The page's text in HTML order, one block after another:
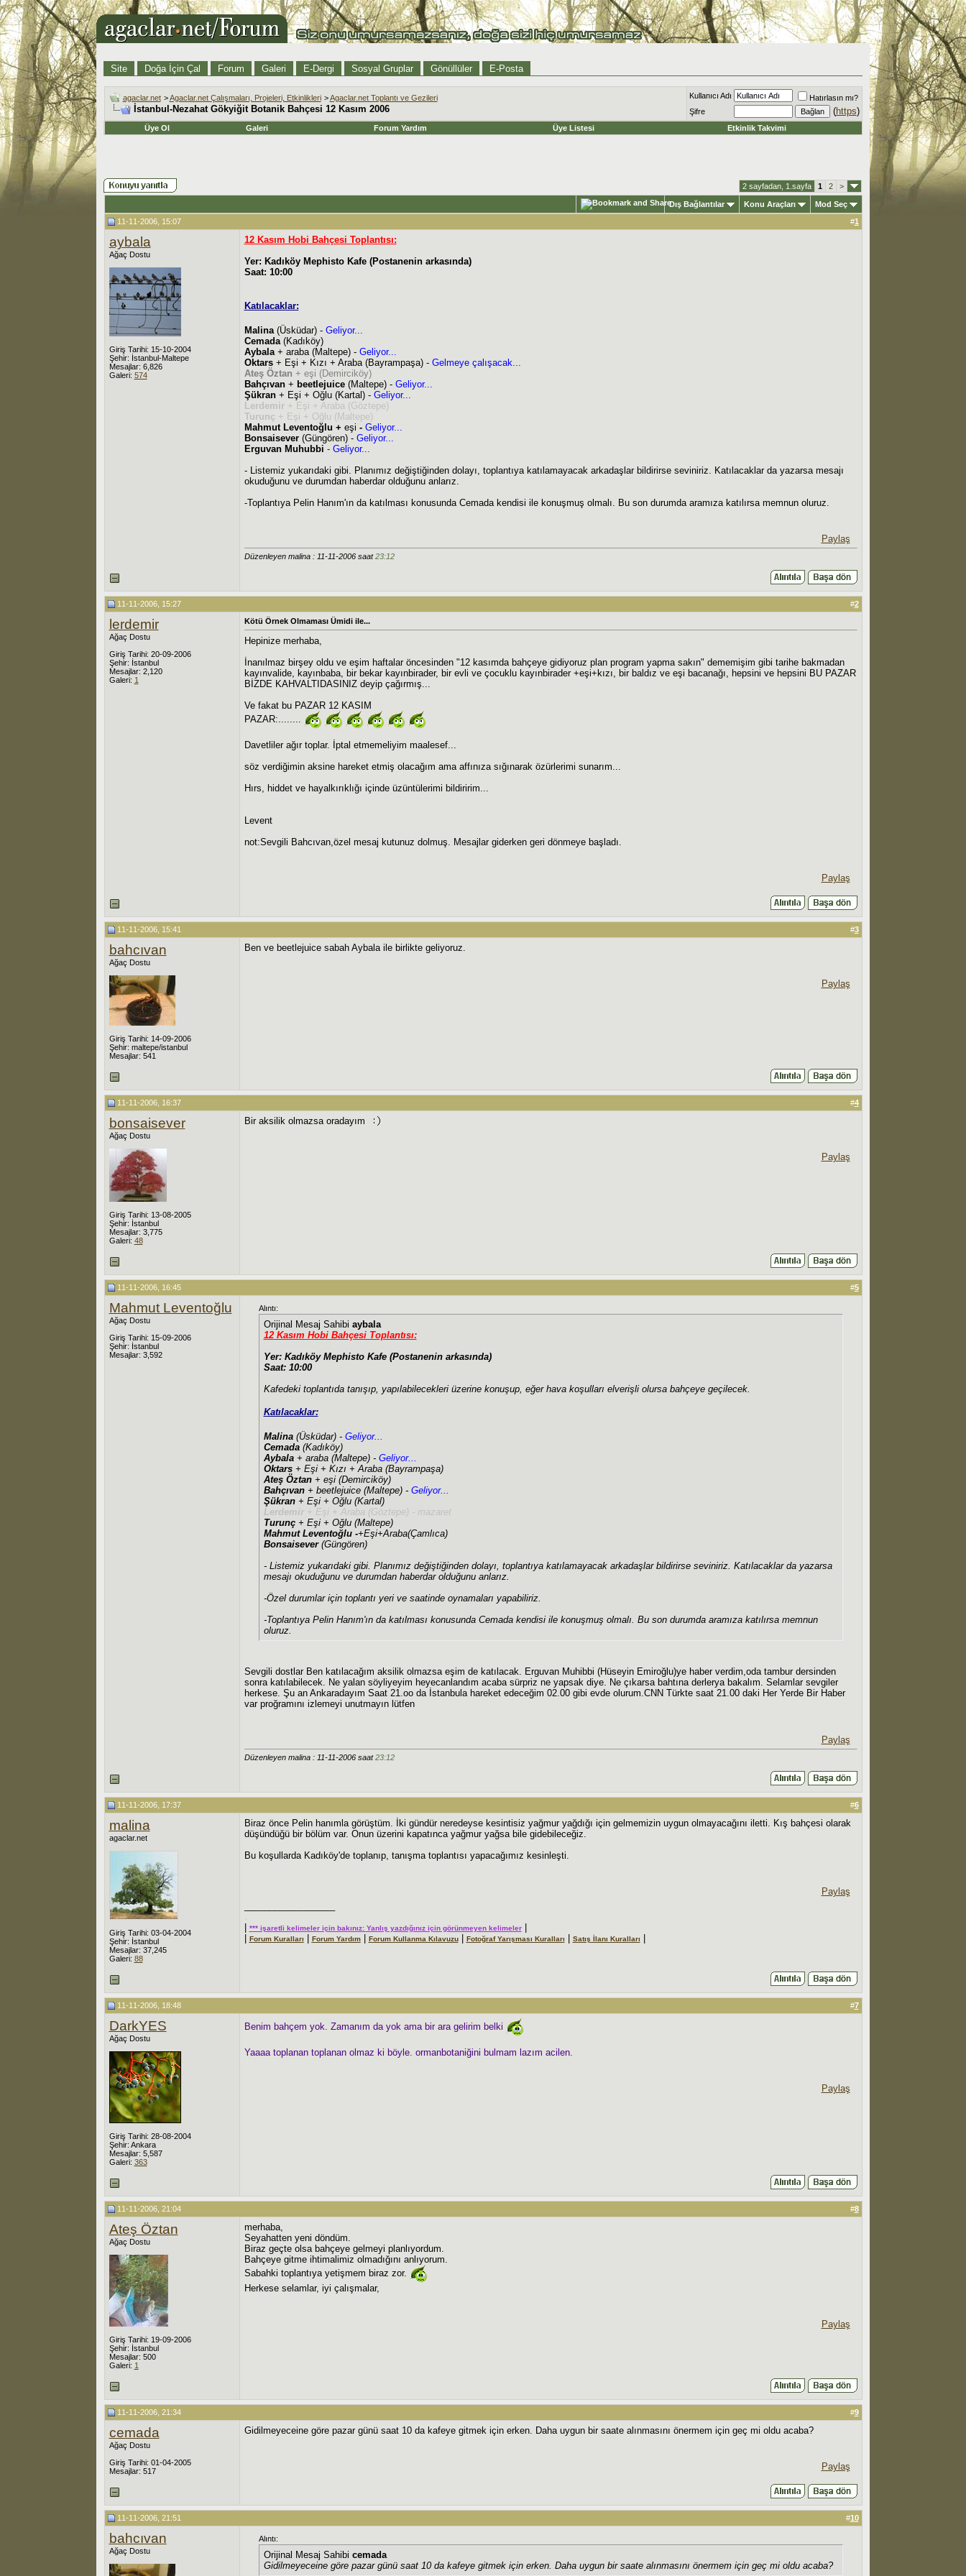
Site Doğa İçin Çal Forum Galeri E-Dergi Sosyal Gruplar Gönüllüler E-Posta
agaclar.net >Agaclar.net Çalışmaları, Projeleri, Etkinlikleri >Agaclar.net Toplantı ve Gezileri
İstanbul-Nezahat Gökyiğit Botanik Bahçesi 12 Kasım 2006
Kullanıcı Adı
Hatırlasın mı?
Şifre
(https)
Üye Ol Galeri Forum Yardım Üye Listesi Etkinlik Takvimi
2 sayfadan, 1.sayfa 1 2 >
Dış Bağlantılar Konu Araçları
Mod Seç
11-11-2006, 15:07
#1
aybala
Ağaç Dostu
Giriş Tarihi: 15-10-2004
Şehir: İstanbul-Maltepe
Mesajlar: 6,826
Galeri: 574
12 Kasım Hobi Bahçesi Toplantısı:
Yer: Kadıköy Mephisto Kafe (Postanenin arkasında)
Saat: 10:00
Katılacaklar:
Malina(Üsküdar) -Geliyor...
Cemada(Kadıköy)
Aybala + araba (Maltepe) - Geliyor...
Oktars + Eşi + Kızı + Araba (Bayrampaşa) - Gelmeye çalışacak...
Ateş Öztan + eşi (Demirciköy)
Bahçıvan + beetlejuice(Maltepe) - Geliyor...
Şükran + Eşi + Oğlu (Kartal) - Geliyor...
Lerdemir+ Eşi + Araba (Göztepe)
Turunç + Eşi + Oğlu (Maltepe)
Mahmut Leventoğlu + eşi - Geliyor...
Bonsaisever(Güngören) - Geliyor...
Erguvan Muhubbi - Geliyor...
- Listemiz yukarıdaki gibi. Planımız değiştiğinden dolayı, toplantıya katılamayacak arkadaşlar bildirirse seviniriz. Katılacaklar da yazarsa mesajı
okuduğunu ve durumdan haberdar olduğunu anlarız.
-Toplantıya Pelin Hanım'ın da katılması konusunda Cemada kendisi ile konuşmuş olmalı. Bu son durumda aramıza katılırsa memnun oluruz.
Paylaş
Düzenleyen malina : 11-11-2006 saat23:12
11-11-2006, 15:27 #2
lerdemir
Ağaç Dostu
Giriş Tarihi: 20-09-2006
Şehir: İstanbul
Mesajlar: 2,120
Galeri: 1
Kötü Örnek Olmaması Ümidi ile...
Hepinize merhaba,
İnanılmaz birşey oldu ve eşim haftalar öncesinden "12 kasımda bahçeye gidiyoruz plan program yapma sakın" dememişim gibi tarihe bakmadan
kayınvalide, kayınbaba, bir bekar kayınbirader, bir evli ve çocuklu kayınbirader +eşi+kızı, bir baldız ve eşi bacanağı, hepsini ve hepsini BU PAZAR
BİZDE KAHVALTIDASINIZ deyip çağırmış...
Ve fakat bu PAZAR 12 KASIM
PAZAR:........
Davetliler ağır toplar. İptal etmemeliyim maalesef...
söz verdiğimin aksine hareket etmiş olacağım ama affınıza sığınarak özürlerimi sunarım...
Hırs, hiddet ve hayalkırıklığı içinde üzüntülerimi bildiririm...
Levent
not:Sevgili Bahcıvan,özel mesaj kutunuz dolmuş. Mesajlar giderken geri dönmeye başladı.
Paylaş
11-11-2006, 15:41 #3
bahcıvan
Ağaç Dostu
Giriş Tarihi: 14-09-2006
Şehir: maltepe/istanbul
Mesajlar: 541
Ben ve beetlejuice sabah Aybala ile birlikte geliyoruz.
Paylaş
11-11-2006, 16:37 #4
bonsaisever
Ağaç Dostu
Giriş Tarihi: 13-08-2005
Şehir: İstanbul
Mesajlar: 3,775
Galeri: 48
Bir aksilik olmazsa oradayım
Paylaş
11-11-2006, 16:45 #5
Mahmut Leventoğlu
Ağaç Dostu
Giriş Tarihi: 15-09-2006
Şehir: İstanbul
Mesajlar: 3,592
Alıntı:
Orijinal Mesaj Sahibi aybala
12 Kasım Hobi Bahçesi Toplantısı:
Yer: Kadıköy Mephisto Kafe (Postanenin arkasında)
Saat: 10:00
Kafedeki toplantıda tanışıp, yapılabilecekleri üzerine konuşup, eğer hava koşulları elverişli olursa bahçeye geçilecek.
Katılacaklar:
Malina(Üsküdar) -Geliyor...
Cemada(Kadıköy)
Aybala + araba (Maltepe) - Geliyor...
Oktars + Eşi + Kızı + Araba (Bayrampaşa)
Ateş Öztan + eşi (Demirciköy)
Bahçıvan + beetlejuice (Maltepe) - Geliyor...
Şükran + Eşi + Oğlu (Kartal)
Lerdemir+ Eşi + Araba (Göztepe) - mazaret
Turunç+ Eşi + Oğlu (Maltepe)
Mahmut Leventoğlu -+Eşi+Araba(Çamlıca)
Bonsaisever(Güngören)
- Listemiz yukarıdaki gibi. Planımız değiştiğinden dolayı, toplantıya katılamayacak arkadaşlar bildirirse seviniriz. Katılacaklar da yazarsa
mesajı okuduğunu ve durumdan haberdar olduğunu anlarız.
-Özel durumlar için toplantı yeri ve saatinde oynamaları yapabiliriz.
-Toplantıya Pelin Hanım'ın da katılması konusunda Cemada kendisi ile konuşmuş olmalı. Bu son durumda aramıza katılırsa memnun
oluruz.
Sevgili dostlar Ben katılacağım aksilik olmazsa eşim de katılacak. Erguvan Muhibbi (Hüseyin Emiroğlu)ye haber verdim,oda tambur dersinden
sonra katılabilecek. Ne yalan söyliyeyim heyecanlandım acaba sürpriz ne yapsak diye. Ne çıkarsa bahtına derlerya bakalım. Selamlar sevgiler
herkese. Şu an Ankaradayım Saat 21.oo da İstanbula hareket edeceğim 02.00 gibi evde olurum.CNN Türkte saat 21.00 daki Her Yerde Bir Haber
var proğramını izlemeyi unutmayın lütfen
Paylaş
Düzenleyen malina : 11-11-2006 saat23:12
11-11-2006, 17:37 #6
malina
agaclar.net
Giriş Tarihi: 03-04-2004
Şehir: İstanbul
Mesajlar: 37,245
Galeri: 88
Biraz önce Pelin hanımla görüştüm. İki gündür neredeyse kesintisiz yağmur yağdığı için gelmemizin uygun olmayacağını iletti. Kış bahçesi olarak
düşündüğü bir bölüm var. Onun üzerini kapatınca yağmur yağsa bile gidebileceğiz.
Bu koşullarda Kadıköy'de toplanıp, tanışma toplantısı yapacağımız kesinleşti.
Paylaş
| *** işaretli kelimeler için bakınız: Yanlış yazdığınız için görünmeyen kelimeler|
| Forum Kuralları | Forum Yardım| Forum Kullanma Kılavuzu| Fotoğraf Yarışması Kuralları | Satış İlanı Kuralları |
11-11-2006, 18:48 #7
DarkYES
Ağaç Dostu
Giriş Tarihi: 28-08-2004
Şehir: Ankara
Mesajlar: 5,587
Galeri: 363
Benim bahçem yok. Zamanım da yok ama bir ara gelirim belki
Yaaaa toplanan toplanan olmaz ki böyle. ormanbotaniğini bulmam lazım acilen.
Paylaş
11-11-2006, 21:04 #8
Ateş Öztan
Ağaç Dostu
Giriş Tarihi: 19-09-2006
Şehir: İstanbul
Mesajlar: 500
Galeri: 1
merhaba,
Seyahatten yeni döndüm.
Biraz geçte olsa bahçeye gelmeyi planlıyordum.
Bahçeye gitme ihtimalimiz olmadığını anlıyorum.
Sabahki toplantıya yetişmem biraz zor.
Herkese selamlar, iyi çalışmalar,
Paylaş
11-11-2006, 21:34 #9
cemada
Ağaç Dostu
Giriş Tarihi: 01-04-2005
Mesajlar: 517
Gidilmeyeceine göre pazar günü saat 10 da kafeye gitmek için erken. Daha uygun bir saate alınmasını önermem için geç mi oldu acaba?
Paylaş
11-11-2006, 21:51 #10
bahcıvan
Ağaç Dostu
Alıntı:
Orijinal Mesaj Sahibi cemada
Gidilmeyeceine göre pazar günü saat 10 da kafeye gitmek için erken. Daha uygun bir saate alınmasını önermem için geç mi oldu acaba?